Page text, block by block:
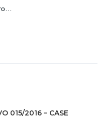
015/2016 – CASE